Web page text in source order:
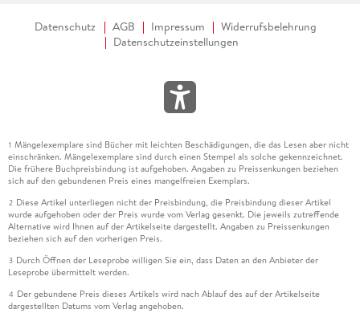
Datenschutz AGB Impressum
Widerrufsbelehrung
Datenschutzeinstellungen
1 Mängelexemplare sind Bücher mit leichten Beschädigungen, die das Lesen aber nicht
einschränken. Mängelexemplare sind durch einen Stempel als solche gekennzeichnet.
Die frühere Buchpreisbindung ist aufgehoben. Angaben zu Preissenkungen beziehen
sich auf den gebundenen Preis eines mangelfreien Exemplars.
2 Diese Artikel unterliegen nicht der Preisbindung, die Preisbindung dieser Artikel
wurde aufgehoben oder der Preis wurde vom Verlag gesenkt. Die jeweils zutreffende
Alternative wird Ihnen auf der Artikelseite dargestellt. Angaben zu Preissenkungen
beziehen sich auf den vorherigen Preis.
3 Durch Öffnen der Leseprobe willigen Sie ein, dass Daten an den Anbieter der
Leseprobe übermittelt werden.
4 Der gebundene Preis dieses Artikels wird nach Ablauf des auf der Artikelseite
dargestellten Datums vom Verlag angehoben.